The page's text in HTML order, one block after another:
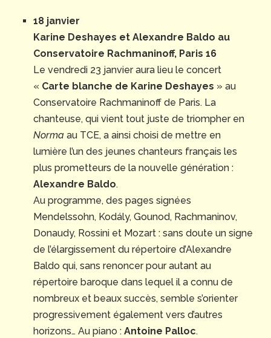
18 janvier
Karine Deshayes et Alexandre Baldo au
Conservatoire Rachmaninoff, Paris 16
Le vendredi 23 janvier aura lieu le concert
« Carte blanche de Karine Deshayes » au
Conservatoire Rachmaninoff de Paris. La
chanteuse, qui vient tout juste de triompher en
Norma au TCE, a ainsi choisi de mettre en
lumière l’un des jeunes chanteurs français les
plus prometteurs de la nouvelle génération :
Alexandre Baldo.
Au programme, des pages signées
Mendelssohn, Kodály, Gounod, Rachmaninov,
Donaudy, Rossini et Mozart : sans doute un signe
de l’élargissement du répertoire d’Alexandre
Baldo qui, sans renoncer pour autant au
répertoire baroque dans lequel il a connu de
nombreux et beaux succès, semble s’orienter
progressivement également vers d’autres
horizons… Au piano : Antoine Palloc.